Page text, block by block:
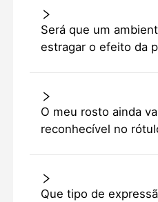
Será que um
estragar o efeito da
O meu rosto ainda
reconhecível no
Que tipo de